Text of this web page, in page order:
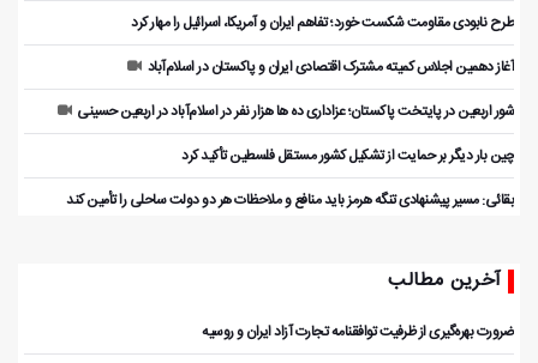
طرح نابودی مقاومت شکست خورد؛ تفاهم ایران و آمریکا، اسرائیل را مهار کرد
آغاز دهمین اجلاس کمیته مشترک اقتصادی ایران و پاکستان در اسلام‌آباد
شور اربعین در پایتخت پاکستان؛ عزاداری ده ها هزار نفر در اسلام‌آباد در اربعین حسینی
چین بار دیگر بر حمایت از تشکیل کشور مستقل فلسطین تأکید کرد
بقائی: مسیر پیشنهادی تنگه هرمز باید منافع و ملاحظات هر دو دولت ساحلی را تأمین کند
آخرین مطالب
ضرورت بهره‌گیری از ظرفیت توافقنامه تجارت آزاد ایران و روسیه